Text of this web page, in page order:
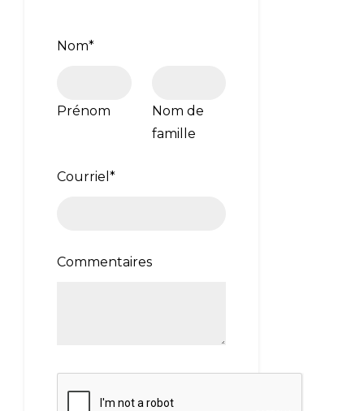
Nom*
Prénom
Nom de
famille
Courriel *
Commentaires